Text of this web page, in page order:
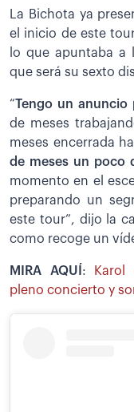
La Bichota ya
el inicio de este
lo que apuntaba a
que será su sexto
“Tengo un anuncio
de meses
meses encerrada
de meses un poco
momento en el
preparando un
este tour”, dijo la
como recoge un
MIRA AQUÍ :
Karol
pleno concierto y